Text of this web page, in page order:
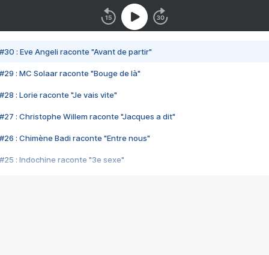
#30 : Eve Angeli raconte "Avant de partir"
#29 : MC Solaar raconte "Bouge de là"
#28 : Lorie raconte "Je vais vite"
#27 : Christophe Willem raconte "Jacques a dit"
#26 : Chimène Badi raconte "Entre nous"
#25 : Indochine raconte "3e sexe"